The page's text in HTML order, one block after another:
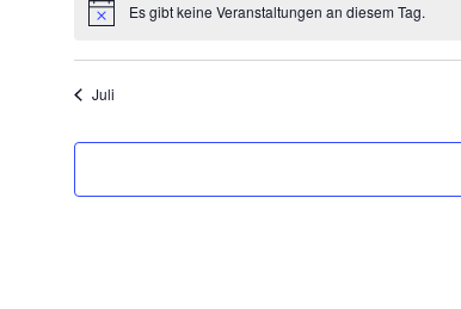
HinweisEs gibt keine Veranstaltungen an diesem Tag.
Juli